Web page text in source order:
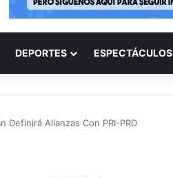
DEPORTES ESPECTÁCULOS
Definirá Alianzas Con PRI-PRD